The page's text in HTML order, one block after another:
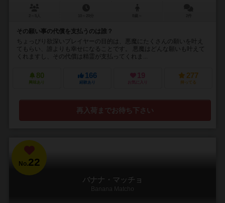
その願い事の代償を支払うのは誰？
ちょっぴり欲深いプレイヤーの目的は、悪魔にたくさんの願いを叶え
てもらい、誰よりも幸せになることです。 悪魔はどんな願いも叶えて
くれますし、その代償は精霊が支払ってくれま...
80
興味あり
166
経験あり
19
お気に入り
277
持ってる
再入荷までお待ち下さい
No.22
バナナ・マッチョ
Banana Matcho